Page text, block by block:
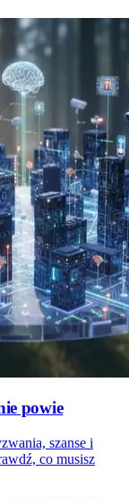
powie
szanse i
co musisz